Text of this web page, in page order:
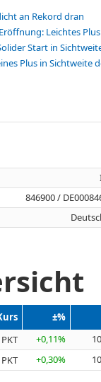
an Rekord dran
Leichtes
Start in
Plus in Sichtweite
846900 /
±%
+0,11%
+0,30%